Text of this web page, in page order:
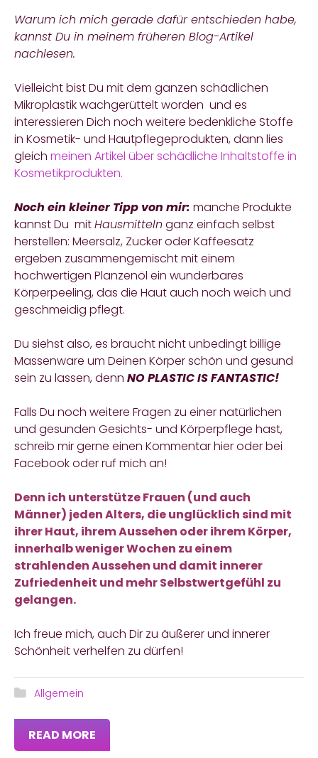
Warum ich mich gerade dafür entschieden habe,
kannst Du in meinem früheren Blog-Artikel
nachlesen.
Vielleicht bist Du mit dem ganzen schädlichen
Mikroplastik wachgerüttelt worden und es
interessieren Dich noch weitere bedenkliche Stoffe
in Kosmetik- und Hautpflegeprodukten, dann lies
gleich meinen Artikel über schädliche Inhaltstoffe in
Kosmetikprodukten.
Noch ein kleiner Tipp von mir: manche Produkte
kannst Du mitHausmitteln ganz einfach selbst
herstellen: Meersalz, Zucker oder Kaffeesatz
ergeben zusammengemischt mit einem
hochwertigen Planzenöl ein wunderbares
Körperpeeling, das die Haut auch noch weich und
geschmeidig pflegt.
Du siehst also, es braucht nicht unbedingt billige
Massenware um Deinen Körper schön und gesund
sein zu lassen, denn NO PLASTIC IS FANTASTIC!
Falls Du noch weitere Fragen zu einer natürlichen
und gesunden Gesichts- und Körperpflege hast,
schreib mir gerne einen Kommentar hier oder bei
Facebookoder ruf mich an!
Denn ich unterstütze Frauen (und auch
Männer) jeden Alters, die unglücklich sind mit
ihrer Haut, ihrem Aussehen oder ihrem Körper,
innerhalb weniger Wochen zu einem
strahlenden Aussehen und damit innerer
Zufriedenheit und mehr Selbstwertgefühl zu
gelangen.
Ich freue mich, auch Dir zu äußerer und innerer
Schönheit verhelfen zu dürfen!
Allgemein
READ MORE